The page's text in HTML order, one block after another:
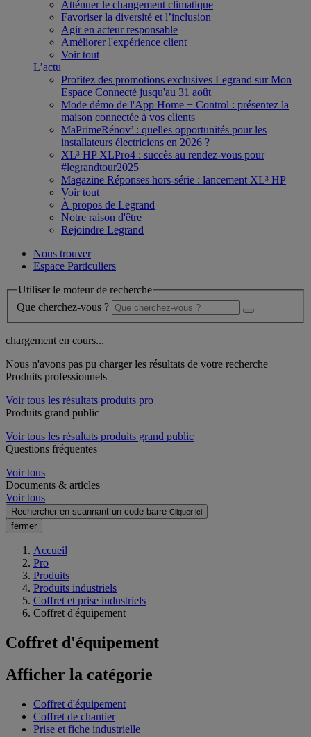
Atténuer le changement climatique
Favoriser la diversité et l’inclusion
Agir en acteur responsable
Améliorer l'expérience client
Voir tout
L’actu
Profitez des promotions exclusives Legrand sur Mon
Espace Connecté jusqu'au 31 août
Mode démo de l'App Home + Control : présentez la
maison connectée à vos clients
MaPrimeRénov’ : quelles opportunités pour les
installateurs électriciens en 2026 ?
XL³ HP XLPro4 : succès au rendez-vous pour
#legrandtour2025
Magazine Réponses hors-série : lancement XL³ HP
Voir tout
À propos de Legrand
Notre raison d'être
Rejoindre Legrand
Nous trouver
Espace Particuliers
Utiliser le moteur de recherche
Que cherchez-vous ?
chargement en cours...
Nous n'avons pas pu charger les résultats de votre recherche
Produits professionnels
Voir tous les résultats produits pro
Produits grand public
Voir tous les résultats produits grand public
Questions fréquentes
Voir tous
Documents & articles
Voir tous
Rechercher en scannant un code-barre Cliquer ici
fermer
Accueil
Pro
Produits
Produits industriels
Coffret et prise industriels
Coffret d'équipement
Coffret d'équipement
Afficher la catégorie
Coffret d'équipement
Coffret de chantier
Prise et fiche industrielle